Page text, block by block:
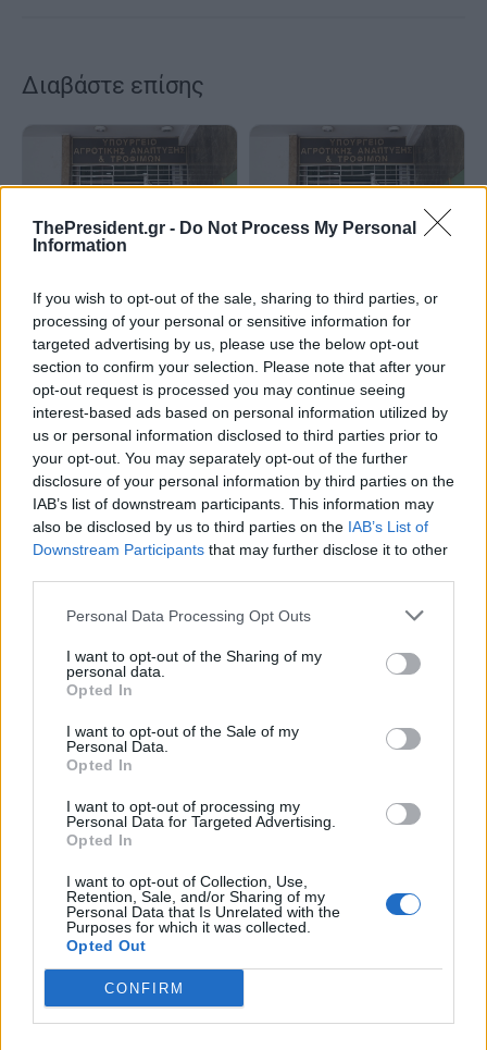
ThePresident.gr - Do Not Process My Personal
Information
If you wish to opt-out of the sale, sharing to third parties, or
processing of your personal or sensitive information for
targeted advertising by us, please use the below opt-out
section to confirm your selection. Please note that after your
opt-out request is processed you may continue seeing
interest-based ads based on personal information utilized by
us or personal information disclosed to third parties prior to
your opt-out. You may separately opt-out of the further
disclosure of your personal information by third parties on the
IAB’s list of downstream participants. This information may
also be disclosed by us to third parties on the IAB’s List of
Downstream Participants that may further disclose it to other
Personal Data Processing Opt Outs
I want to opt-out of the Sharing of my
personal data.
Opted In
I want to opt-out of the Sale of my
Personal Data.
Opted In
I want to opt-out of processing my
Personal Data for Targeted Advertising.
Opted In
I want to opt-out of Collection, Use,
Retention, Sale, and/or Sharing of my
Personal Data that Is Unrelated with the
Purposes for which it was collected.
Opted Out
CONFIRM
Διαβάστε επίσης
κατάσταση στο νησί δεν
προσφέρεται για φθηνή
αντιπολίτευση και κορώνες
Αναρτήθηκε ο “οδηγός” για τη
σταδιακή άρση των μέτρων
που αφορούν ώριμα τυριά
Συναντήσεις Σχοινά με
Ευρωπαίους Επιτρόπους -
εμπιστοσύνης με τις
τομέα
Μ.Λαζαρίδης: Πολυεπίπεδη
παρέμβαση για τον αφθώδη
πυρετό και στήριξη
κτηνοτρόφων
Κ.Τσιάρας: Στηρίξαμε τον
πρωτογενή τομέα εν μέσω
Μ.Λαζαρίδης: Δεσμεύομαι για
σκληρή δουλειά
Κ.Τσιάρας από τη Λέσβο:
Προτεραιότητα η ανάσχεση του